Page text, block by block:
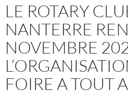
LE ROTARY
NANTERRE
NOVEMBRE
FOIRE A TOUT